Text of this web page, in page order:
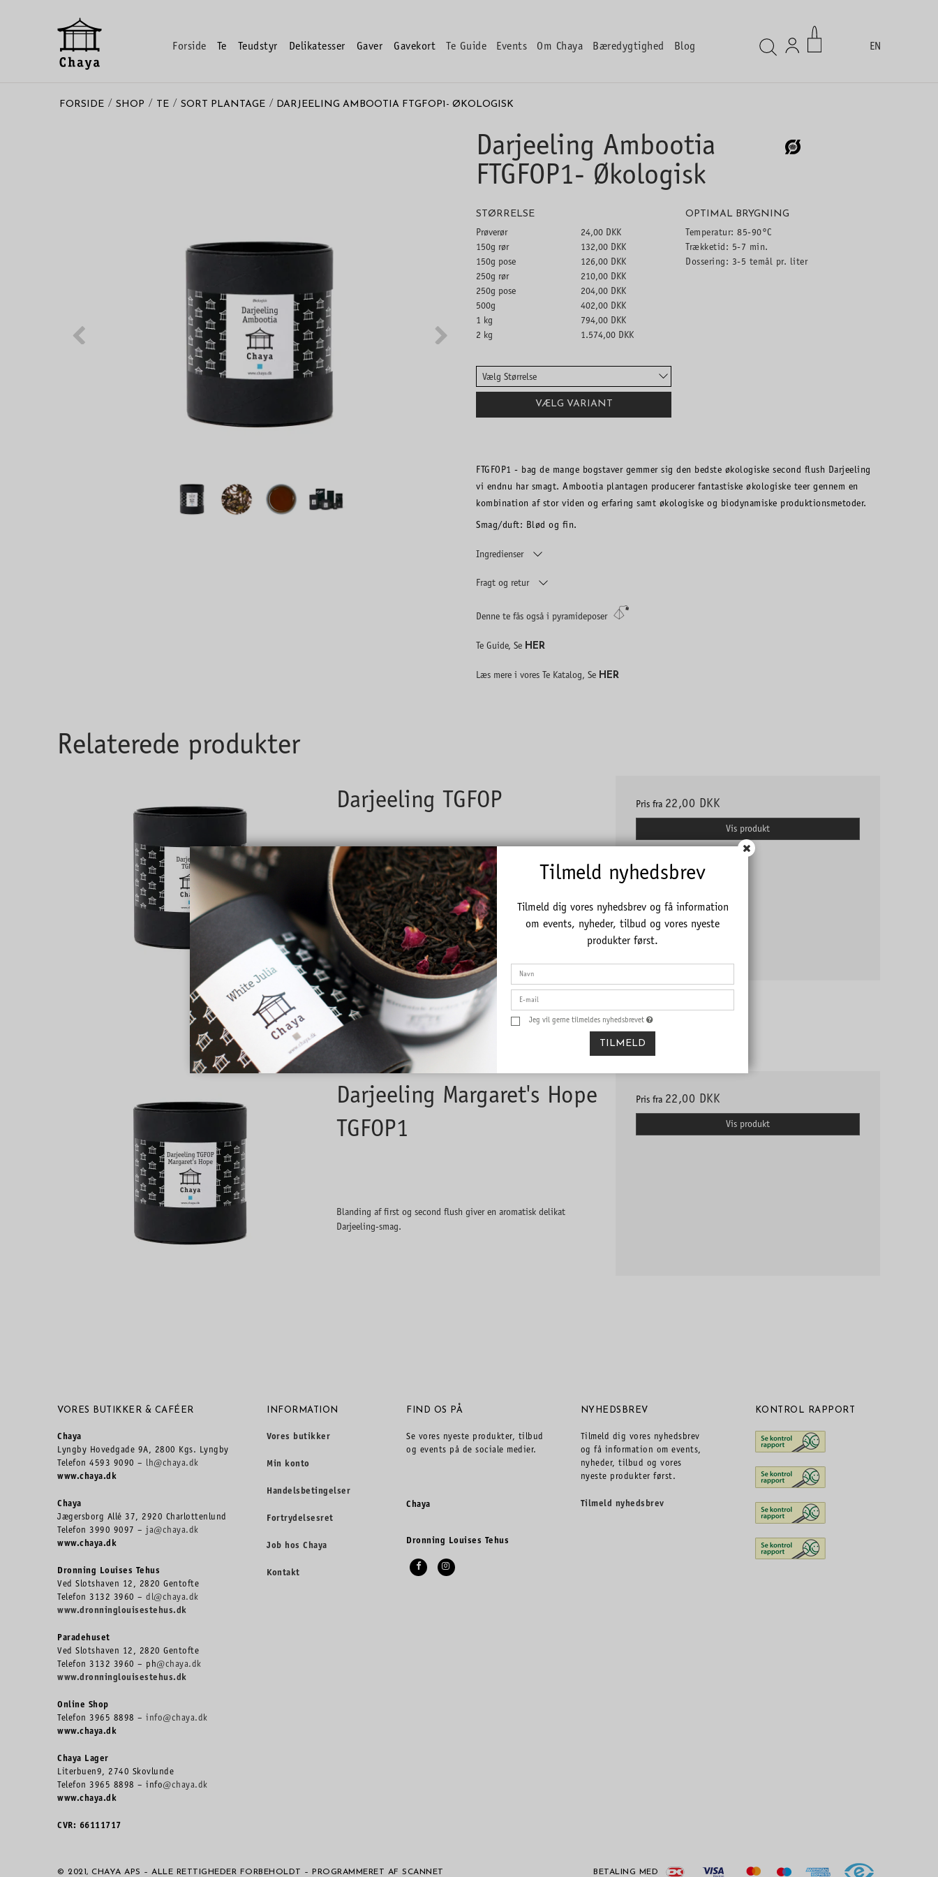
Forside Te Teudstyr Delikatesser Gaver Gavekort Te Guide Events Om Chaya Bæredygtighed Blog EN
FORSIDE / SHOP / TE / SORT PLANTAGE / DARJEELING AMBOOTIA FTGFOP1- ØKOLOGISK
Darjeeling Ambootia
FTGFOP1- Økologisk
STØRRELSE
Prøverør
24,00 DKK
150g rør
132,00 DKK
150g pose
126,00 DKK
250g rør
210,00 DKK
250g pose
204,00 DKK
500g
402,00 DKK
1 kg
794,00 DKK
2 kg
1.574,00 DKK
OPTIMAL BRYGNING
Temperatur: 85-90°C
Trækketid: 5-7 min.
Dossering: 3-5 temål pr. liter
Vælg Størrelse
VÆLG VARIANT
FTGFOP1 - bag de mange bogstaver gemmer sig den bedste økologiske second flush Darjeeling
vi endnu har smagt. Ambootia plantagen producerer fantastiske økologiske teer gennem en
kombination af stor viden og erfaring samt økologiske og biodynamiske produktionsmetoder.
Smag/duft: Blød og fin.
Ingredienser
Fragt og retur
Denne te fås også i pyramideposer
Te Guide, Se HER
Læs mere i vores Te Katalog, Se HER
Relaterede produkter
Darjeeling TGFOP
Second flush Darjeeling - vores kraftigste Darjeeling te.
Pris fra 22,00 DKK
Vis produkt
Darjeeling Margaret's Hope
TGFOP1
Blanding af first og second flush giver en aromatisk delikat
Darjeeling-smag.
Pris fra 22,00 DKK
Vis produkt
VORES BUTIKKER & CAFÉER
Chaya
Lyngby Hovedgade 9A, 2800 Kgs. Lyngby
Telefon 4593 9090 – lh@chaya.dk
www.chaya.dk
Chaya
Jægersborg Allé 37, 2920 Charlottenlund
Telefon 3990 9097 – ja@chaya.dk
www.chaya.dk
Dronning Louises Tehus
Ved Slotshaven 12, 2820 Gentofte
Telefon 3132 3960 – dl@chaya.dk
www.dronninglouisestehus.dk
Paradehuset
Ved Slotshaven 12, 2820 Gentofte
Telefon 3132 3960 – ph@chaya.dk
www.dronninglouisestehus.dk
Online Shop
Telefon 3965 8898 – info@chaya.dk
www.chaya.dk
Chaya Lager
Literbuen9, 2740 Skovlunde
Telefon 3965 8898 – info@chaya.dk
www.chaya.dk
CVR: 66111717
INFORMATION
Vores butikker
Min konto
Handelsbetingelser
Fortrydelsesret
Job hos Chaya
Kontakt
FIND OS PÅ
Se vores nyeste produkter, tilbud
og events på de sociale medier.
Chaya
Dronning Louises Tehus
NYHEDSBREV
Tilmeld dig vores nyhedsbrev
og få information om events,
nyheder, tilbud og vores
nyeste produkter først.
Tilmeld nyhedsbrev
KONTROL RAPPORT
© 2021, CHAYA APS – ALLE RETTIGHEDER FORBEHOLDT – PROGRAMMERET AF SCANNET BETALING MED
Tilmeld nyhedsbrev
Tilmeld dig vores nyhedsbrev og få information
om events, nyheder, tilbud og vores nyeste
produkter først.
Jeg vil gerne tilmeldes nyhedsbrevet
TILMELD